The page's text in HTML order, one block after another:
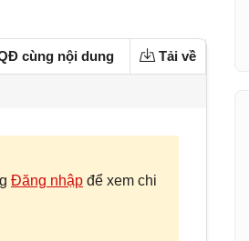
cùng nội dung Tải về
Đăng nhập để xem chi